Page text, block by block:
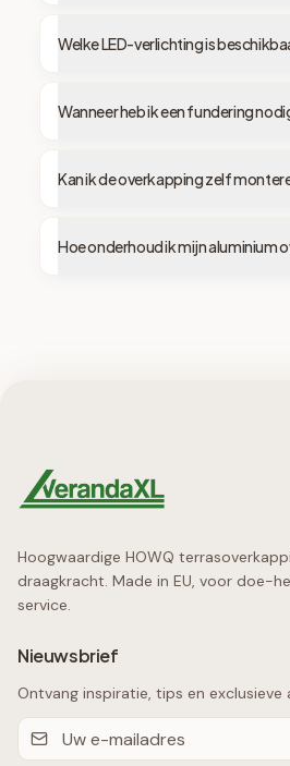
Welke LED-verlichting is
Wanneer heb ik een fundering
Kan ik de overkapping zelf
Hoe onderhoud ik mijn aluminium
Hoogwaardige HOWQ
draagkracht. Made in EU, voor doe-
service.
Nieuwsbrief
Ontvang inspiratie, tips en exclusieve